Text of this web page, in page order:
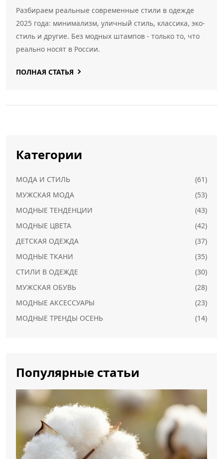
Разбираем реальные современные стили в одежде
2025 года: минимализм, уличный стиль, классика, эко-
стиль и другие. Без модных штампов - только то, что
реально носят в России.
ПОЛНАЯ СТАТЬЯ
Категории
МОДА И СТИЛЬ
(61)
МУЖСКАЯ МОДА
(53)
МОДНЫЕ ТЕНДЕНЦИИ
(43)
МОДНЫЕ ЦВЕТА
(42)
ДЕТСКАЯ ОДЕЖДА
(37)
МОДНЫЕ ТКАНИ
(35)
СТИЛИ В ОДЕЖДЕ
(30)
МУЖСКАЯ ОБУВЬ
(28)
МОДНЫЕ АКСЕССУАРЫ
(23)
МОДНЫЕ ТРЕНДЫ ОСЕНЬ
(14)
Популярные статьи